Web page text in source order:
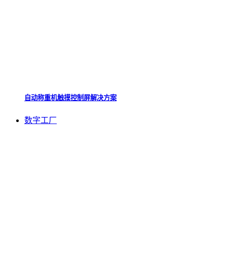
自动称重机触摸控制屏解决方案
数字工厂